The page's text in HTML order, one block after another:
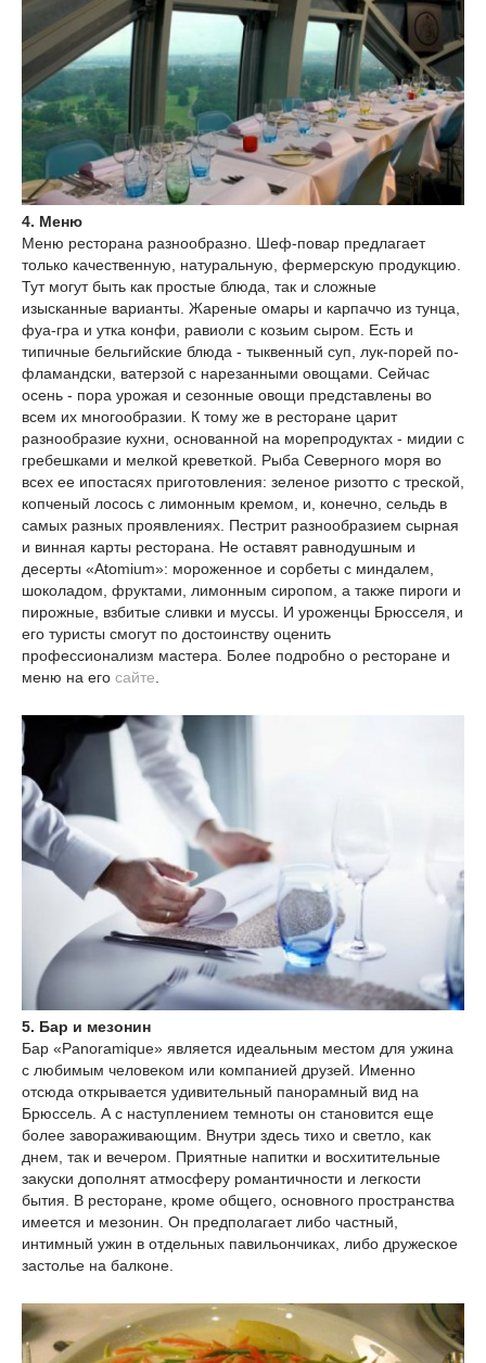
4. Меню
Меню ресторана разнообразно. Шеф-повар предлагает
только качественную, натуральную, фермерскую продукцию.
Тут могут быть как простые блюда, так и сложные
изысканные варианты. Жареные омары и карпаччо из тунца,
фуа-гра и утка конфи, равиоли с козьим сыром. Есть и
типичные бельгийские блюда - тыквенный суп, лук-порей по-
фламандски, ватерзой с нарезанными овощами. Сейчас
осень - пора урожая и сезонные овощи представлены во
всем их многообразии. К тому же в ресторане царит
разнообразие кухни, основанной на морепродуктах - мидии с
гребешками и мелкой креветкой. Рыба Северного моря во
всех ее ипостасях приготовления: зеленое ризотто с треской,
копченый лосось с лимонным кремом, и, конечно, сельдь в
самых разных проявлениях. Пестрит разнообразием сырная
и винная карты ресторана. Не оставят равнодушным и
десерты «Atomium»: мороженное и сорбеты с миндалем,
шоколадом, фруктами, лимонным сиропом, а также пироги и
пирожные, взбитые сливки и муссы. И уроженцы Брюсселя, и
его туристы смогут по достоинству оценить
профессионализм мастера. Более подробно о ресторане и
меню на его сайте
5. Бар и мезонин
Бар «Panoramique» является идеальным местом для ужина
с любимым человеком или компанией друзей. Именно
отсюда открывается удивительный панорамный вид на
Брюссель. А с наступлением темноты он становится еще
более завораживающим. Внутри здесь тихо и светло, как
днем, так и вечером. Приятные напитки и восхитительные
закуски дополнят атмосферу романтичности и легкости
бытия. В ресторане, кроме общего, основного пространства
имеется и мезонин. Он предполагает либо частный,
интимный ужин в отдельных павильончиках, либо дружеское
застолье на балконе.